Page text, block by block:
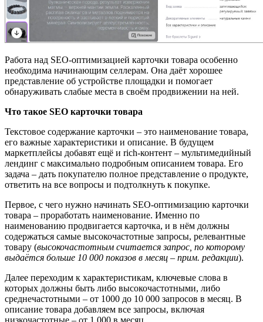
Работа над SEO-оптимизацией карточки товара особенно
необходима начинающим селлерам. Она даёт хорошее
представление об устройстве площадки и помогает
обнаруживать слабые места в своём продвижении на ней.
Что такое SEO карточки товара
Текстовое содержание карточки – это наименование товара,
его важные характеристики и описание. В будущем
маркетплейсы добавят ещё и rich-контент – мультимедийный
лендинг с максимально подробным описанием товара. Его
задача – дать покупателю полное представление о продукте,
ответить на все вопросы и подтолкнуть к покупке.
Первое, с чего нужно начинать SEO-оптимизацию карточки
товара – проработать наименование. Именно по
наименованию продвигается карточка, и в нём должны
содержаться самые высокочастотные запросы, релевантные
товару (высокочастотным считается запрос, по которому
выдаётся больше 10 000 показов в месяц – прим. редакции).
Далее переходим к характеристикам, ключевые слова в
которых должны быть либо высокочастотными, либо
среднечастотными – от 1000 до 10 000 запросов в месяц. В
описание товара добавляем все запросы, включая
низкочастотные – от 1 000 в месяц.